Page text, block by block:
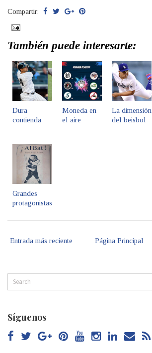
Compartir:
También puede interesarte:
Dura
contienda
Moneda en
el aire
La dimensión
del beisbol
Grandes
protagonistas
Entrada más reciente Página Principal
Síguenos